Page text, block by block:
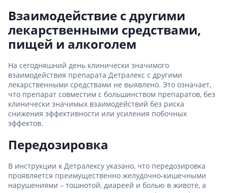
Взаимодействие с другими
лекарственными средствами,
пищей и алкоголем
На сегодняшний день клинически значимого
взаимодействия препарата Детралекс с другими
лекарственными средствами не выявлено. Это означает,
что препарат совместим с большинством препаратов, без
клинически значимых взаимодействий без риска
снижения эффективности или усиления побочных
эффектов.
Передозировка
В инструкции к Детралексу указано, что передозировка
проявляется преимущественно желудочно-кишечными
нарушениями – тошнотой, диареей и болью в животе, а